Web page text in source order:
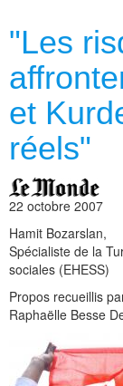
"Les
et
réels"
22 octobre 2007
Hamit Bozarslan,
Spécialiste de la
sociales (EHESS)
Propos recueillis
Raphaëlle Besse